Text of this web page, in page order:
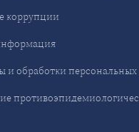
коррупции
и обработки